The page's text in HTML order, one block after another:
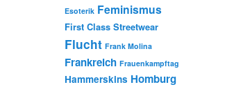
Esoterik Feminismus
First Class Streetwear
Flucht Frank Molina
Frankreich Frauenkampftag
Hammerskins Homburg